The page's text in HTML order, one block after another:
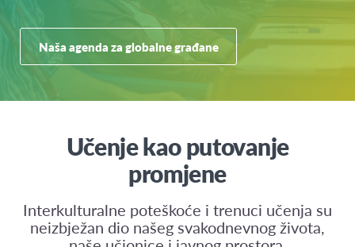
Naša agenda za globalne građane
Učenje kao putovanje
promjene
Interkulturalne poteškoće i trenuci učenja su
neizbježan dio našeg svakodnevnog života,